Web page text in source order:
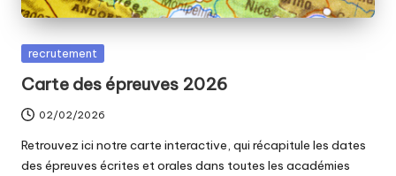
Posted
recrutement
Carte des épreuves 2026
02/02/2026
Retrouvez ici notre carte interactive, qui récapitule les dates
des épreuves écrites et orales dans toutes les académies